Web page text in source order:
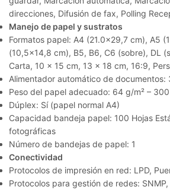
direcciones, Difusión de fax, Polling
Manejo de papel y sustratos
Formatos papel: A4 (21.0×29,7 cm), A5
(10,5×14,8 cm), B5, B6, C6 (sobre), DL
Carta, 10 x 15 cm, 13 x 18 cm, 16:9,
Alimentador automático de documentos:
Peso del papel adecuado: 64 g/m² –
Dúplex: Sí (papel normal A4)
Capacidad bandeja papel: 100 Hojas
fotográficas
Número de bandejas de papel: 1
Conectividad
Protocolos de impresión en red: LPD,
Protocolos para gestión de redes: SNMP,